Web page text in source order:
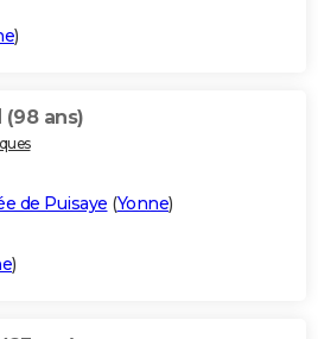
)
(98 ans)
de Puisaye (Yonne)
)